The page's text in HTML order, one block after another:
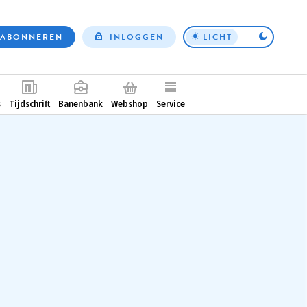
Top
ABONNEREN INLOGGEN LICHT
Tijdschrift Banenbank Webshop Service